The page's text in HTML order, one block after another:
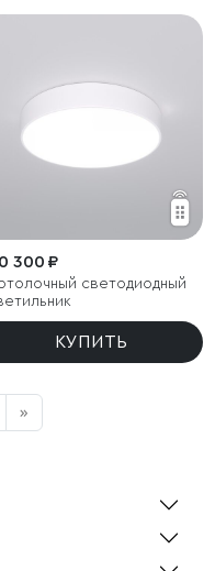
300 ₽
светодиодный
КУПИТЬ
»